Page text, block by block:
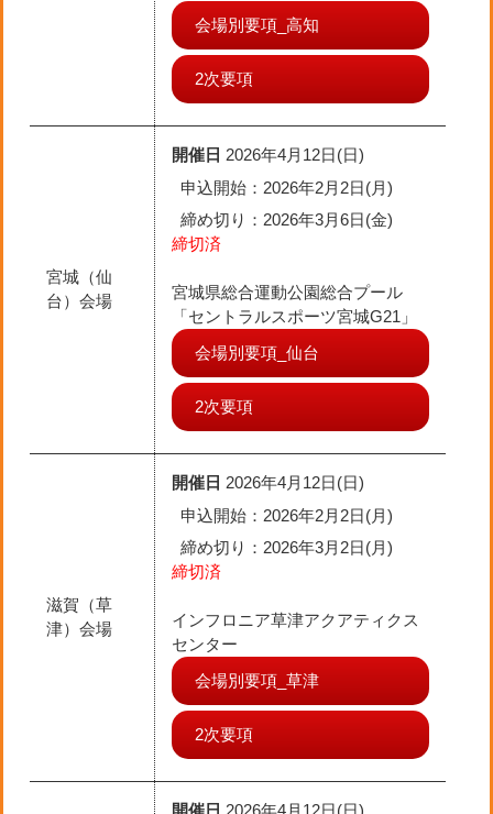
会場別要項_高知
2次要項
宮城（仙
台）会場
開催日 2026年4月12日(日)
申込開始：2026年2月2日(月)
締め切り ：2026年3月6日(金)
締切済
宮城県総合運動公園総合プール
「セントラルスポーツ宮城G21」
会場別要項_仙台
2次要項
滋賀（草
津）会場
開催日 2026年4月12日(日)
申込開始：2026年2月2日(月)
締め切り ：2026年3月2日(月)
締切済
インフロニア草津アクアティクス
センター
会場別要項_草津
2次要項